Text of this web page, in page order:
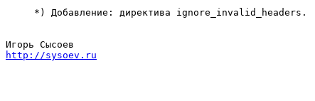
     *) Добавление: директива ignore_invalid_headers.
http://sysoev.ru